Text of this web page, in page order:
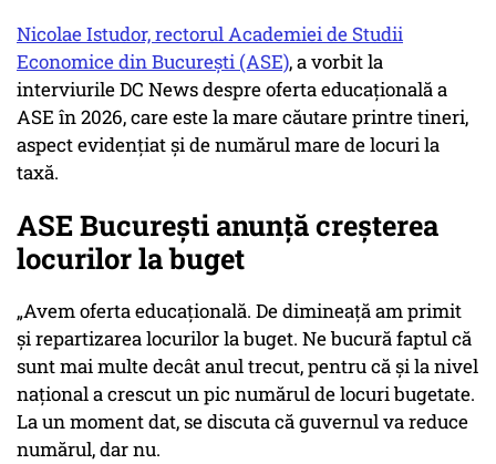
Nicolae Istudor, rectorul Academiei de Studii
Economice din Bucureşti (ASE), a vorbit la
interviurile DC News despre oferta educațională a
ASE în 2026, care este la mare căutare printre tineri,
aspect evidențiat și de numărul mare de locuri la
taxă.
ASE București anunță creșterea
locurilor la buget
„Avem oferta educațională. De dimineață am primit
și repartizarea locurilor la buget. Ne bucură faptul că
sunt mai multe decât anul trecut, pentru că și la nivel
național a crescut un pic numărul de locuri bugetate.
La un moment dat, se discuta că guvernul va reduce
numărul, dar nu.